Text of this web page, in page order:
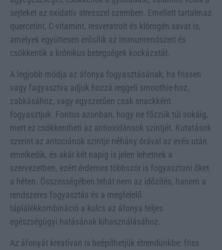
sejteket az oxidatív stresszel szemben. Emellett tartalmaz
quercetint, C-vitamint, resveratrolt és klórogén savat is,
amelyek együttesen erősítik az immunrendszert és
csökkentik a krónikus betegségek kockázatát.
A legjobb módja az áfonya fogyasztásának, ha frissen
vagy fagyasztva adjuk hozzá reggeli smoothie-hoz,
zabkásához, vagy egyszerűen csak snackként
fogyasztjuk. Fontos azonban, hogy ne főzzük túl sokáig,
mert ez csökkentheti az antioxidánsok szintjét. Kutatások
szerint az antociánok szintje néhány órával az evés után
emelkedik, és akár két napig is jelen lehetnek a
szervezetben, ezért érdemes többször is fogyasztani őket
a héten. Összességében tehát nem az időzítés, hanem a
rendszeres fogyasztás és a megfelelő
táplálékkombináció a kulcs az áfonya teljes
egészségügyi hatásának kihasználásához.
Az áfonyát kreatívan is beépíthetjük étrendünkbe: friss